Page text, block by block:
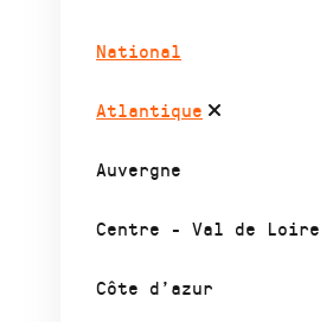
National
Atlantique
Auvergne
Centre - Val de Loire
Côte d’azur